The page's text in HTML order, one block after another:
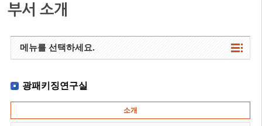
부서 소개
메뉴를 선택하세요.
광패키징연구실
소개